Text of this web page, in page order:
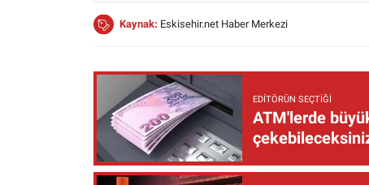
Kaynak: Eskisehir.net Haber Merkezi
EDITÖRÜN SEÇTIĞI
ATM'lerde